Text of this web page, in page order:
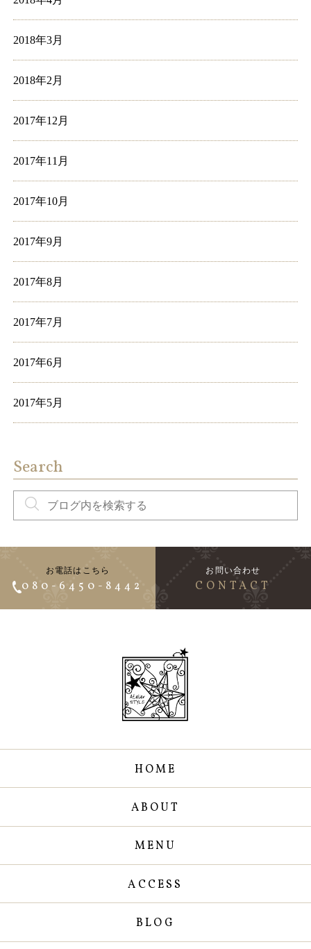
2018年3月
2018年2月
2017年12月
2017年11月
2017年10月
2017年9月
2017年8月
2017年7月
2017年6月
2017年5月
Search
お電話はこちら
080-6450-8442
お問い合わせ
CONTACT
HOME
ABOUT
MENU
ACCESS
BLOG